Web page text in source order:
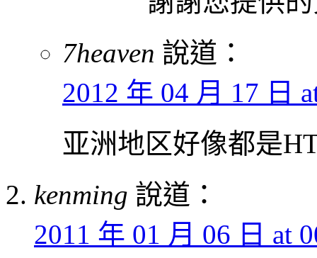
7heaven 說道：
2012 年 04 月 17 日
亚洲地区好像都是
kenming 說道：
2011 年 01 月 06 日 at